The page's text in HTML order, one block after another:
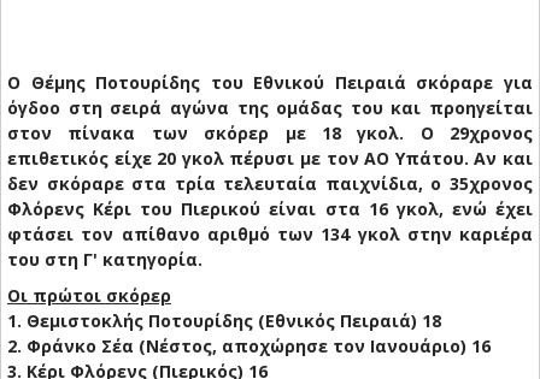
Ο Θέμης Ποτουρίδης του Εθνικού Πειραιά σκόραρε για
όγδοο στη σειρά αγώνα της ομάδας του και προηγείται
στον πίνακα των σκόρερ με 18 γκολ. Ο 29χρονος
επιθετικός είχε 20 γκολ πέρυσι με τον ΑΟ Υπάτου. Αν και
δεν σκόραρε στα τρία τελευταία παιχνίδια, ο 35χρονος
Φλόρενς Κέρι του Πιερικού είναι στα 16 γκολ, ενώ έχει
φτάσει τον απίθανο αριθμό των 134 γκολ στην καριέρα
του στη Γ' κατηγορία.
Οι πρώτοι σκόρερ
1. Θεμιστοκλής Ποτουρίδης (Εθνικός Πειραιά) 18
2. Φράνκο Σέα (Νέστος, αποχώρησε τον Ιανουάριο) 16
3. Κέρι Φλόρενς (Πιερικός) 16